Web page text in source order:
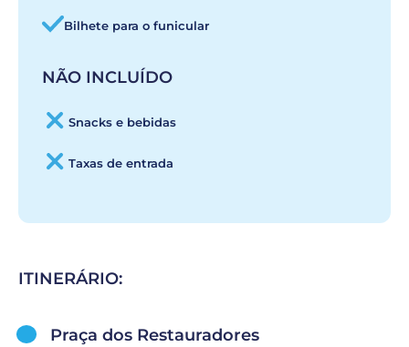
Bilhete para o funicular
NÃO INCLUÍDO
Snacks e bebidas
Taxas de entrada
ITINERÁRIO:
Praça dos Restauradores